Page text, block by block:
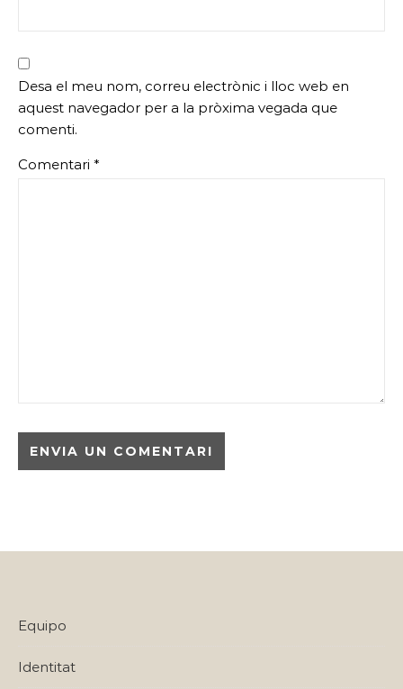
Desa el meu nom, correu electrònic i lloc web en
aquest navegador per a la pròxima vegada que
comenti.
Comentari *
Equipo
Identitat